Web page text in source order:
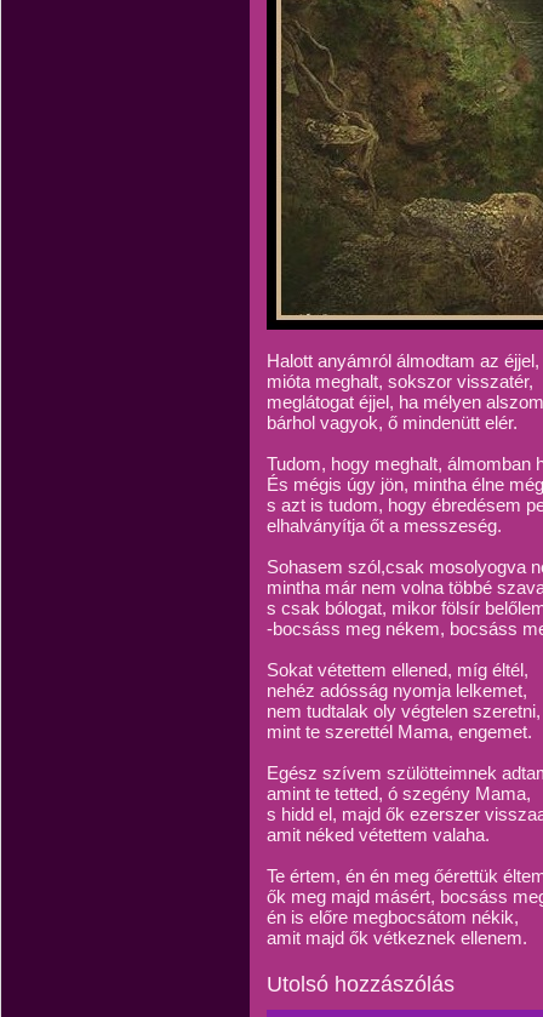
Halott anyámról álmodtam az éjjel,
mióta meghalt, sokszor visszatér,
meglátogat éjjel, ha mélyen
bárhol vagyok, ő mindenütt elér.
Tudom, hogy meghalt, álmomban
És mégis úgy jön, mintha élne
s azt is tudom, hogy ébredésem
elhalványítja őt a messzeség.
Sohasem szól,csak mosolyogva
mintha már nem volna többé
s csak bólogat, mikor fölsír
-bocsáss meg nékem, bocsáss
Sokat vétettem ellened, míg éltél,
nehéz adósság nyomja lelkemet,
nem tudtalak oly végtelen szeretni,
mint te szerettél Mama, engemet.
Egész szívem szülötteimnek
amint te tetted, ó szegény Mama,
s hidd el, majd ők ezerszer
amit néked vétettem valaha.
Te értem, én én meg őérettük
ők meg majd másért, bocsáss
én is előre megbocsátom nékik,
amit majd ők vétkeznek ellenem.
Utolsó hozzászólás